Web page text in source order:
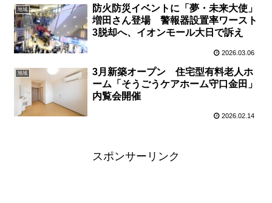
地域
防火防災イベントに「夢・未来大使」
増田さん登場 警報器設置率ワースト
3脱却へ、イオンモール大日で訴え
2026.03.06
地域
3月新築オープン 住宅型有料老人ホ
ーム「そうごうケアホーム守口金田」
内覧会開催
2026.02.14
スポンサーリンク